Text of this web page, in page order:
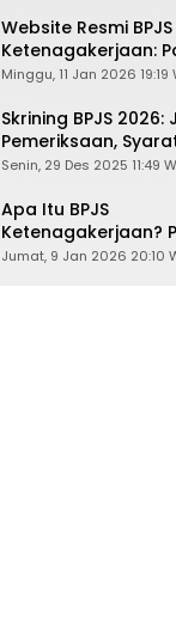
JKN-KIS
Website Resmi BPJS
Ketenagakerjaan:
Lengkap Akses dan
Minggu, 11 Jan 2026 19:19
Skrining BPJS 2026:
Pemeriksaan,
Daftar & Cek
Senin, 29 Des 2025 11:49
Apa Itu BPJS
Ketenagakerjaan?
Lengkap untuk
Jumat, 9 Jan 2026 20:10